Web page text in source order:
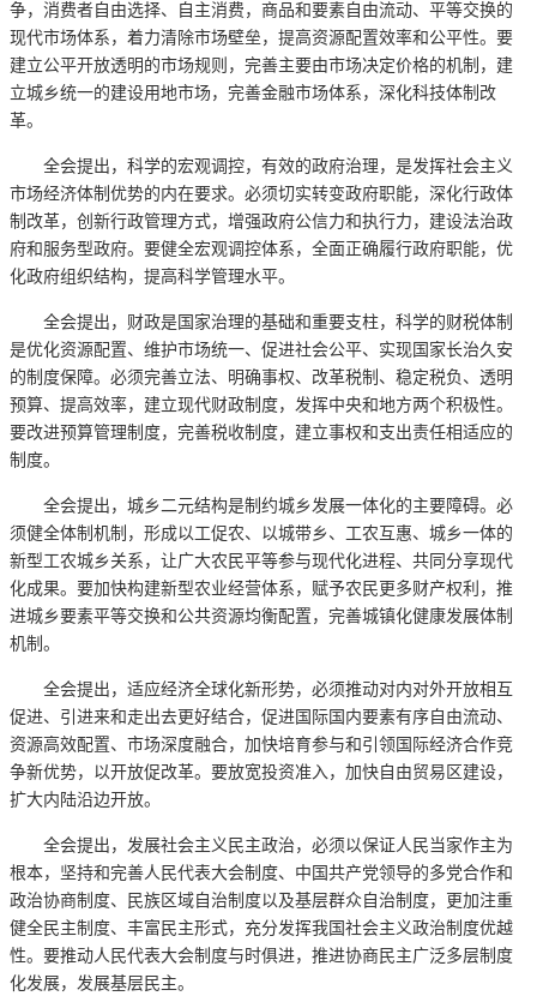
争，消费者自由选择、自主消费，商品和要素自由流动、平等交换的
现代市场体系，着力清除市场壁垒，提高资源配置效率和公平性。要
建立公平开放透明的市场规则，完善主要由市场决定价格的机制，建
立城乡统一的建设用地市场，完善金融市场体系，深化科技体制改
革。
全会提出，科学的宏观调控，有效的政府治理，是发挥社会主义
市场经济体制优势的内在要求。必须切实转变政府职能，深化行政体
制改革，创新行政管理方式，增强政府公信力和执行力，建设法治政
府和服务型政府。要健全宏观调控体系，全面正确履行政府职能，优
化政府组织结构，提高科学管理水平。
全会提出，财政是国家治理的基础和重要支柱，科学的财税体制
是优化资源配置、维护市场统一、促进社会公平、实现国家长治久安
的制度保障。必须完善立法、明确事权、改革税制、稳定税负、透明
预算、提高效率，建立现代财政制度，发挥中央和地方两个积极性。
要改进预算管理制度，完善税收制度，建立事权和支出责任相适应的
制度。
全会提出，城乡二元结构是制约城乡发展一体化的主要障碍。必
须健全体制机制，形成以工促农、以城带乡、工农互惠、城乡一体的
新型工农城乡关系，让广大农民平等参与现代化进程、共同分享现代
化成果。要加快构建新型农业经营体系，赋予农民更多财产权利，推
进城乡要素平等交换和公共资源均衡配置，完善城镇化健康发展体制
机制。
全会提出，适应经济全球化新形势，必须推动对内对外开放相互
促进、引进来和走出去更好结合，促进国际国内要素有序自由流动、
资源高效配置、市场深度融合，加快培育参与和引领国际经济合作竞
争新优势，以开放促改革。要放宽投资准入，加快自由贸易区建设，
扩大内陆沿边开放。
全会提出，发展社会主义民主政治，必须以保证人民当家作主为
根本，坚持和完善人民代表大会制度、中国共产党领导的多党合作和
政治协商制度、民族区域自治制度以及基层群众自治制度，更加注重
健全民主制度、丰富民主形式，充分发挥我国社会主义政治制度优越
性。要推动人民代表大会制度与时俱进，推进协商民主广泛多层制度
化发展，发展基层民主。